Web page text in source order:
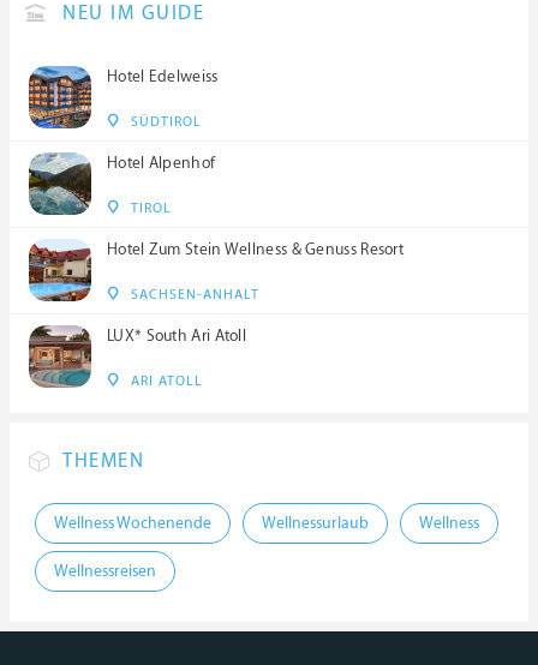
NEU IM GUIDE
Hotel Edelweiss
SÜDTIROL
Hotel Alpenhof
TIROL
Hotel Zum Stein Wellness & Genuss Resort
SACHSEN-ANHALT
LUX* South Ari Atoll
ARI ATOLL
THEMEN
Wellness Wochenende Wellnessurlaub Wellness
Wellnessreisen